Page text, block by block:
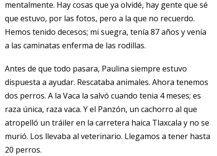
mentalmente. Hay cosas que ya olvidé, hay gente que sé
que estuvo, por las fotos, pero a la que no recuerdo.
Hemos tenido decesos; mi suegra, tenía 87 años y venía
a las caminatas enferma de las rodillas.
Antes de que todo pasara, Paulina siempre estuvo
dispuesta a ayudar. Rescataba animales. Ahora tenemos
dos perros. A la Vaca la salvó cuando tenia 4 meses; es
raza única, raza vaca. Y el Panzón, un cachorro al que
atropelló un tráiler en la carretera haica Tlaxcala y no se
murió. Los llevaba al veterinario. Llegamos a tener hasta
20 perros.